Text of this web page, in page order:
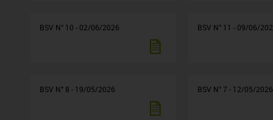
BSV N° 10 - 02/06/2026 BSV N° 11 - 09/06/
BSV N° 8 - 19/05/2026 BSV N° 7 - 12/05/2026